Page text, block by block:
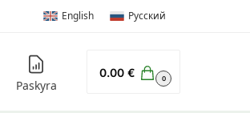
English Русский
Paskyra
0.00 € 0